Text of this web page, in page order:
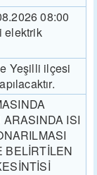
08:00
elektrik
Yeşilli ilçesi
ISI
BELİRTİLEN